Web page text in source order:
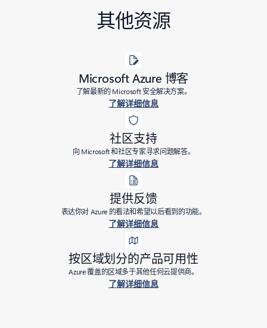
其他资源
Microsoft Azure 博客
了解最新的 Microsoft 安全解决方案。
了解详细信息
社区支持
向 Microsoft 和社区专家寻求问题解答。
了解详细信息
提供反馈
表达你对 Azure 的看法和希望以后看到的功能。
了解详细信息
按区域划分的产品可用性
Azure 覆盖的区域多于其他任何云提供商。
了解详细信息